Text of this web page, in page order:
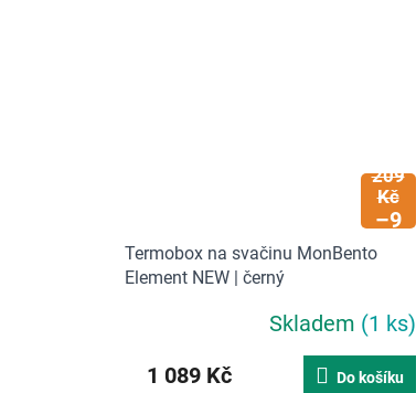
209
Kč
–9
Termobox na svačinu MonBento
Element NEW | černý
Skladem (1 ks)
1 089 Kč
Do košíku